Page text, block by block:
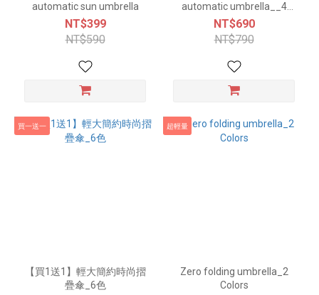
automatic sun umbrella
NT$399
NT$590
automatic umbrella__4
colors
NT$690
NT$790
買一送一
【買1送1】輕大簡約時尚摺
疊傘_6色
超輕量
Zero folding umbrella_2
Colors